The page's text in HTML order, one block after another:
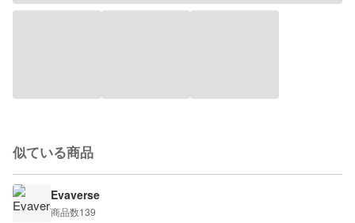
似ている商品
Evaverse
商品数139